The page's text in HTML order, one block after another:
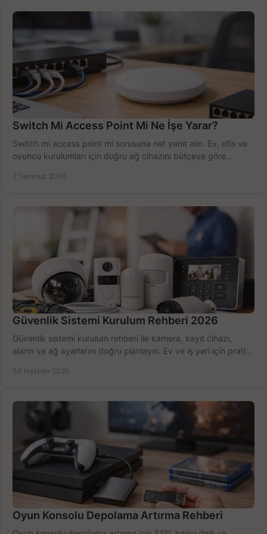
Switch Mi Access Point Mi Ne İşe Yarar?
Switch mi access point mi sorusuna net yanıt alın. Ev, ofis ve
oyuncu kurulumları için doğru ağ cihazını bütçeye göre
2 Temmuz 2026
Güvenlik Sistemi Kurulum Rehberi 2026
Güvenlik sistemi kurulum rehberi ile kamera, kayıt cihazı,
alarm ve ağ ayarlarını doğru planlayın. Ev ve iş yeri için pratik
30 Haziran 2026
Oyun Konsolu Depolama Artırma Rehberi